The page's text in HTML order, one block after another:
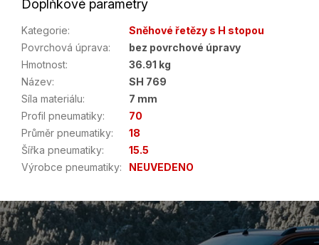
Doplňkové parametry
Kategorie:
Sněhové řetězy s H stopou
Povrchová úprava:
bez povrchové úpravy
Hmotnost:
36.91 kg
Název:
SH 769
Síla materiálu:
7 mm
Profil pneumatiky:
70
Průměr pneumatiky:
18
Šířka pneumatiky:
15.5
Výrobce pneumatiky: NEUVEDENO
Z
á
p